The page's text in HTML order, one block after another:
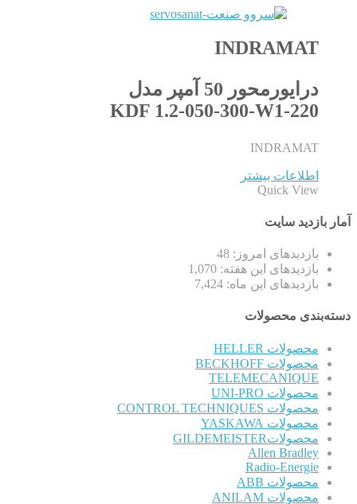
INDRAMAT
درایورمحور 50 آمپر مدل
KDF 1.2-050-300-W1-220
INDRAMAT
اطلاعات بیشتر
Quick View
آمار بازدید سایت
بازدیدهای امروز: 48
بازدیدهای این هفته: 1,070
بازدیدهای این ماه: 7,424
دسته‌بندی محصولات
محصولات HELLER
محصولات BECKHOFF
TELEMECANIQUE
محصولات UNI-PRO
محصولات CONTROL TECHNIQUES
محصولات YASKAWA
محصولاتGILDEMEISTER
Allen Bradley
Radio-Energie
محصولات ABB
محصولات ANILAM